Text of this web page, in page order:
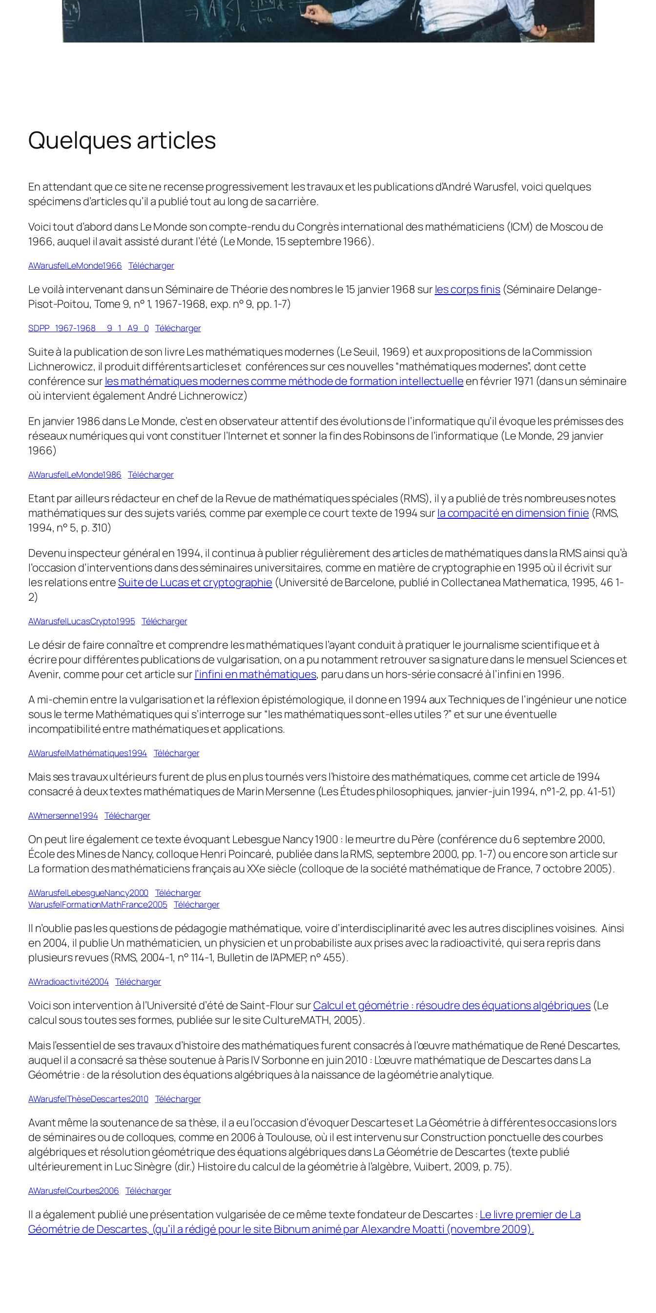
Quelques articles
En attendant que ce site ne recense progressivement les travaux et les publications d’André Warusfel, voici quelques
spécimens d’articles qu’il a publié tout au long de sa carrière.
Voici tout d’abord dansLe Monde son compte-rendu du Congrès international des mathématiciens (ICM) de Moscou de
1966, auquel il avait assisté durant l’été (Le Monde, 15 septembre 1966).
AWarusfelLeMonde1966 Télécharger
Le voilà intervenant dans un Séminaire deThéorie des nombresle 15 janvier 1968 sur les corps finis (Séminaire Delange-
Pisot-Poitou, Tome 9, n° 1, 1967-1968, exp. n° 9, pp. 1-7)
SDPP_1967-1968__9_1_A9_0 Télécharger
Suite à la publication de son livreLes mathématiques modernes(Le Seuil, 1969) et aux propositions de la Commission
Lichnerowicz, il produit différents articles et conférences sur ces nouvelles “mathématiques modernes”, dont cette
conférence sur les mathématiques modernes comme méthode de formation intellectuelle en février 1971 (dans un séminaire
où intervient également André Lichnerowicz)
En janvier 1986 dansLe Monde, c’est en observateur attentif des évolutions de l’informatique qu’il évoque les prémisses des
réseaux numériques qui vont constituer l’Internet et sonner la fin des Robinsons de l’informatique (Le Monde, 29 janvier
1966)
AWarusfelLeMonde1986 Télécharger
Etant par ailleurs rédacteur en chef de la Revue de mathématiques spéciales (RMS), il y a publié de très nombreuses notes
mathématiques sur des sujets variés, comme par exemple ce court texte de 1994 sur la compacité en dimension finie (RMS,
1994, n° 5, p. 310)
Devenu inspecteur général en 1994, il continua à publier régulièrement des articles de mathématiques dans la RMS ainsi qu’à
l’occasion d’interventions dans des séminaires universitaires, comme en matière de cryptographie en 1995 où il écrivit sur
les relations entreSuite de Lucas et cryptographie (Université de Barcelone, publié inCollectanea Mathematica, 1995, 46 1-
2)
AWarusfelLucasCrypto1995 Télécharger
Le désir de faire connaître et comprendre les mathématiques l’ayant conduit à pratiquer le journalisme scientifique et à
écrire pour différentes publications de vulgarisation, on a pu notamment retrouver sa signature dans le mensuel Sciences et
Avenir, comme pour cet article sur l’infini en mathématiques, paru dans un hors-série consacré à l’infini en 1996.
A mi-chemin entre la vulgarisation et la réflexion épistémologique, il donne en 1994 aux Techniques de l’ingénieur une notice
sous le terme Mathématiquesqui s’interroge sur “les mathématiques sont-elles utiles ?” et sur une éventuelle
incompatibilité entre mathématiques et applications.
AWarusfelMathématiques1994 Télécharger
Mais ses travaux ultérieurs furent de plus en plus tournés vers l’histoire des mathématiques, comme cet article de 1994
consacré à deux textes mathématiques de Marin Mersenne (Les Études philosophiques, janvier-juin 1994, n°1-2, pp. 41-51)
AWmersenne1994 Télécharger
On peut lire également ce texte évoquant Lebesgue Nancy 1900 : le meurtre du Père (conférence du 6 septembre 2000,
École des Mines de Nancy, colloque Henri Poincaré, publiée dans laRMS, septembre 2000, pp. 1-7) ou encore son article sur
La formation des mathématiciens français au XXe siècle (colloque de la société mathématique de France, 7 octobre 2005).
AWarusfelLebesgueNancy2000 Télécharger
WarusfelFormationMathFrance2005 Télécharger
Il n’oublie pas les questions de pédagogie mathématique, voire d’interdisciplinarité avec les autres disciplines voisines. Ainsi
en 2004, il publie Un mathématicien, un physicien et un probabiliste aux prises avec la radioactivité, qui sera repris dans
plusieurs revues (RMS, 2004-1, n° 114-1, Bulletin de l’APMEP, n° 455).
AWradioactivité2004 Télécharger
Voici son intervention à l’Université d’été de Saint-Flour surCalcul et géométrie : résoudre des équations algébriques (Le
calcul sous toutes ses formes, publiée sur le siteCultureMATH, 2005).
Mais l’essentiel de ses travaux d’histoire des mathématiques furent consacrés à l’œuvre mathématique de René Descartes,
auquel il a consacré sa thèse soutenue à Paris IV Sorbonne en juin 2010 : L’œuvre mathématique de Descartes dansLa
Géométrie : de la résolution des équations algébriques à la naissance de la géométrie analytique.
AWarusfelThèseDescartes2010 Télécharger
Avant même la soutenance de sa thèse, il a eu l’occasion d’évoquer Descartes et La Géométrie à différentes occasions lors
de séminaires ou de colloques, comme en 2006 à Toulouse, où il est intervenu sur Construction ponctuelle des courbes
algébriques et résolution géométrique des équations algébriques dans La Géométrie de Descartes (texte publié
ultérieurement in Luc Sinègre (dir.) Histoire du calcul de la géométrie à l’algèbre, Vuibert, 2009, p. 75).
AWarusfelCourbes2006 Télécharger
Il a également publié une présentation vulgarisée de ce même texte fondateur de Descartes : Le livre premier de La
Géométrie de Descartes, (qu’il a rédigé pour le site Bibnum animé par Alexandre Moatti (novembre 2009).